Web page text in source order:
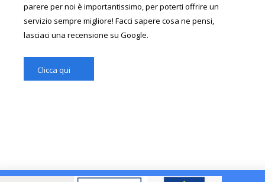
parere per noi è importantissimo, per poterti offrire un
servizio sempre migliore! Facci sapere cosa ne pensi,
lasciaci una recensione su Google.
Clicca qui